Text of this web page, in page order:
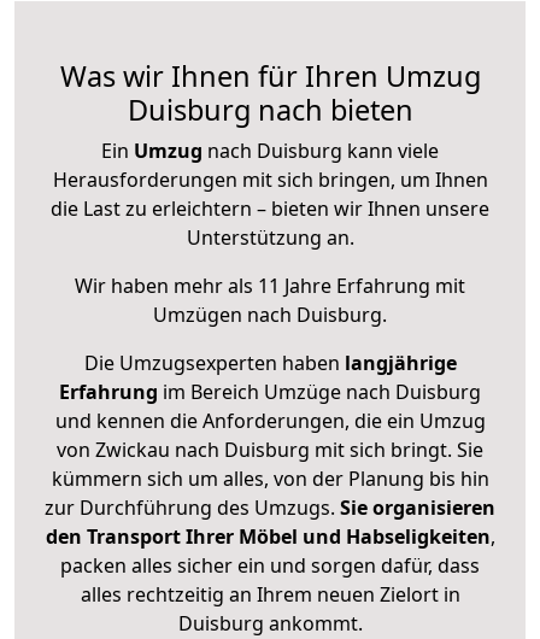
Was wir Ihnen für Ihren Umzug
Duisburg nach bieten
Ein Umzug nach Duisburg kann viele
Herausforderungen mit sich bringen, um Ihnen
die Last zu erleichtern – bieten wir Ihnen unsere
Unterstützung an.
Wir haben mehr als 11 Jahre Erfahrung mit
Umzügen nach Duisburg.
Die Umzugsexperten haben langjährige
Erfahrung im Bereich Umzüge nach Duisburg
und kennen die Anforderungen, die ein Umzug
von Zwickau nach Duisburg mit sich bringt. Sie
kümmern sich um alles, von der Planung bis hin
zur Durchführung des Umzugs. Sie organisieren
den Transport Ihrer Möbel und Habseligkeiten,
packen alles sicher ein und sorgen dafür, dass
alles rechtzeitig an Ihrem neuen Zielort in
Duisburg ankommt.